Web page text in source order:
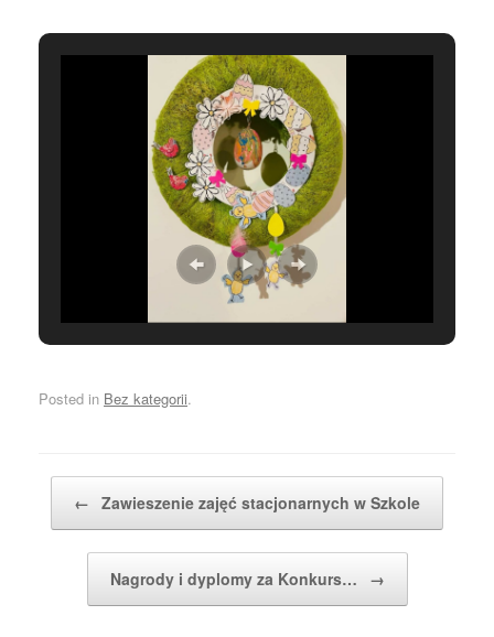
Posted in Bez kategorii.
← Zawieszenie zajęć stacjonarnych w Szkole
Nagrody i dyplomy za Konkurs… →